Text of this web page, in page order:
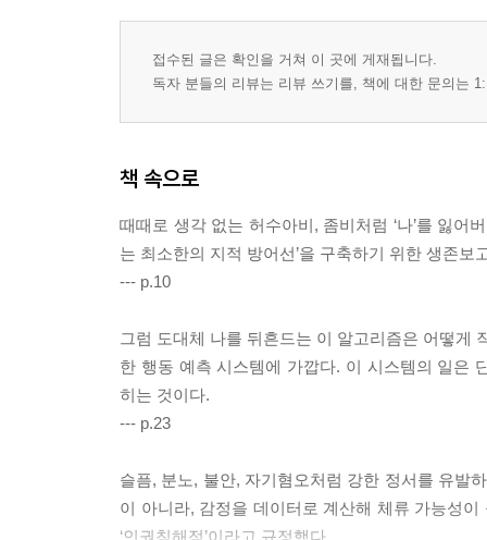
접수된 글은 확인을 거쳐 이 곳에 게재됩니다.
독자 분들의 리뷰는 리뷰 쓰기를, 책에 대한 문의는
책 속으로
때때로 생각 없는 허수아비, 좀비처럼 ‘나’를 잃어
는 최소한의 지적 방어선’을 구축하기 위한 생존보
--- p.10
그럼 도대체 나를 뒤흔드는 이 알고리즘은 어떻게
한 행동 예측 시스템에 가깝다. 이 시스템의 일은
히는 것이다.
--- p.23
슬픔, 분노, 불안, 자기혐오처럼 강한 정서를 유발
이 아니라, 감정을 데이터로 계산해 체류 가능성